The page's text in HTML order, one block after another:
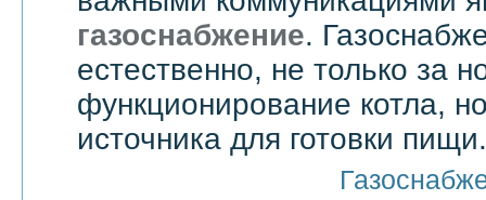
газоснабжение.
естественно, не только за
функционирование котла,
источника для готовки пищи.